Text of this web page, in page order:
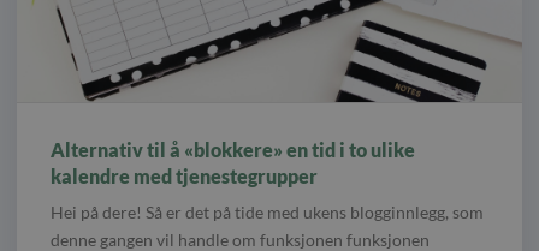
Alternativ til å «blokkere» en tid i to ulike
kalendre med tjenestegrupper
Hei på dere! Så er det på tide med ukens blogginnlegg, som
denne gangen vil handle om funksjonen funksjonen